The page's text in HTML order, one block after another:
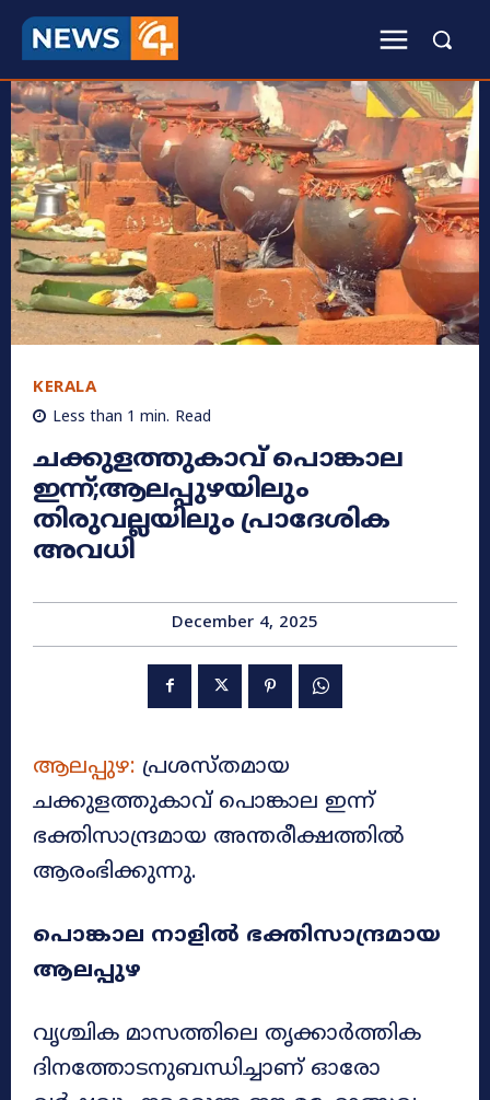
KERALA
Less than 1 min. Read
ചക്കുളത്തുകാവ് പൊങ്കാല
ഇന്ന്;ആലപ്പുഴയിലും
തിരുവല്ലയിലും പ്രാദേശിക
അവധി
December 4, 2025
ആലപ്പുഴ: പ്രശസ്തമായ
ചക്കുളത്തുകാവ് പൊങ്കാല ഇന്ന്
ഭക്തിസാന്ദ്രമായ അന്തരീക്ഷത്തിൽ
ആരംഭിക്കുന്നു.
പൊങ്കാല നാളിൽ ഭക്തിസാന്ദ്രമായ
ആലപ്പുഴ
വൃശ്ചിക മാസത്തിലെ തൃക്കാർത്തിക
ദിനത്തോടനുബന്ധിച്ചാണ് ഓരോ